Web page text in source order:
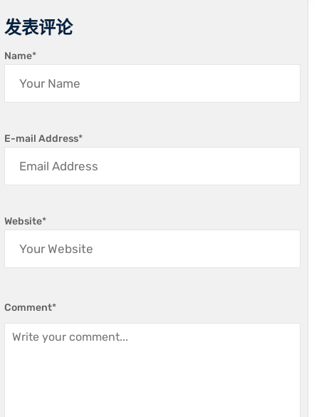
发表评论
Name*
E-mail Address*
Website*
Comment*